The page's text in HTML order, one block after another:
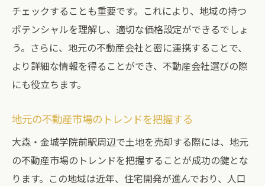
土地売却を成功に導く不動産会社選びの秘訣
詳細な市場調査を提供する会社の選び方
売却戦略を提案できる会社の見分け方
柔軟な対応力を持つ会社の特徴
顧客サポートが充実している会社を探す
透明性のある料金体系を確認する
契約後のフォロー体制をチェック
大森・金城学院前駅での土地売却はここがポイ
ント
チェックすることも重要です。これにより、地域の持つ
ポテンシャルを理解し、適切な価格設定ができるでしょ
う。さらに、地元の不動産会社と密に連携することで、
より詳細な情報を得ることができ、不動産会社選びの際
にも役立ちます。
地元の不動産市場のトレンドを把握する
大森・金城学院前駅周辺で土地を売却する際には、地元
の不動産市場のトレンドを把握することが成功の鍵とな
ります。この地域は近年、住宅開発が進んでおり、人口